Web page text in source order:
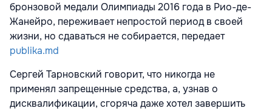
бронзовой медали Олимпиады 2016 года в Рио-де-
Жанейро, переживает непростой период в своей
жизни, но сдаваться не собирается, передает
publika.md
Сергей Тарновский говорит, что никогда не
применял запрещенные средства, а, узнав о
дисквалификации, сгоряча даже хотел завершить